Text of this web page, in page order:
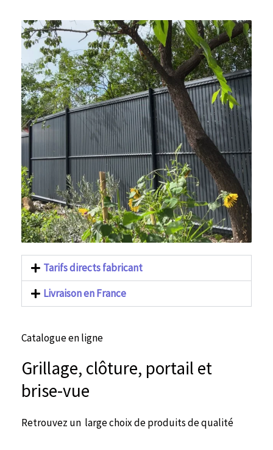
Catalogue en ligne
Grillage, clôture, portail et
brise-vue
Retrouvez un large choix de produits de qualité
Tarifs directs fabricant
Livraison en France